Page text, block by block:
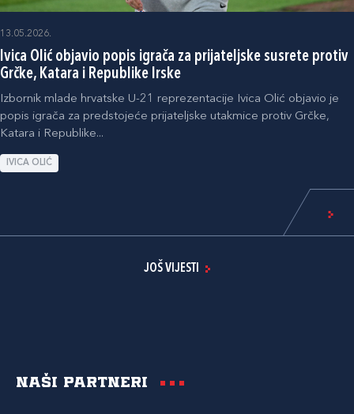
13.05.2026.
Ivica Olić objavio popis igrača za prijateljske susrete protiv
Grčke, Katara i Republike Irske
Izbornik mlade hrvatske U-21 reprezentacije Ivica Olić objavio je
popis igrača za predstojeće prijateljske utakmice protiv Grčke,
Katara i Republike...
IVICA OLIĆ
JOŠ VIJESTI
Naši partneri